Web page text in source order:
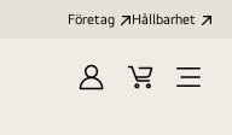
Företag Hållbarhet
LoggaKundvagn